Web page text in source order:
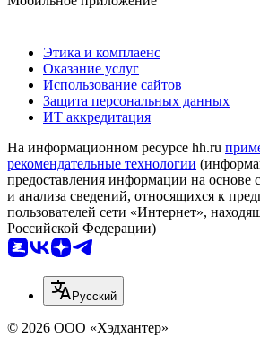
Этика и комплаенс
Оказание услуг
Использование сайтов
Защита персональных данных
ИТ аккредитация
На информационном ресурсе hh.ru
рекомендательные технологии
предоставления информации на основе
и анализа сведений, относящихся к
пользователей сети «Интернет»,
Российской Федерации)
Русский
© 2026 ООО «Хэдхантер»